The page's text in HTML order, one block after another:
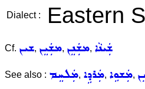
Dialect : Eastern
Cf. ܫܝܢ, ܡܫܲܝܸܢ, ܡܫܲܢܸܢ, ܫܲܝܢܵܐ
See also : ܡܲܠܚܸܡ, ܡܲܪܕܹܐ, ܡܲܫܘܹܐ,